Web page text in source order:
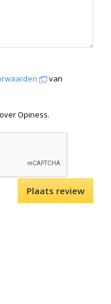
van
Opiness.